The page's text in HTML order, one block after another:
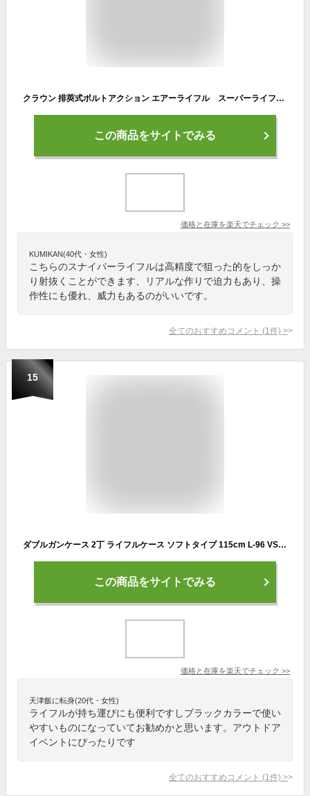
クラウン 排莢式ボルトアクション エアーライフル スーパーライフルU10ジュニア スコープタイプ ブラックストック ウッドストック カラー スナイパーライフル 10歳以上 対象
この商品をサイトでみる
価格と在庫を楽天でチェック >>
KUMIKAN(40代・女性)
こちらのスナイパーライフルは高精度で狙った的をしっか
り射抜くことができます、リアルな作りで迫力もあり、操
作性にも優れ、威力もあるのがいいです。
全てのおすすめコメント (1 件) >
15
ダブルガンケース 2丁 ライフルケース ソフトタイプ 115cm L-96 VSR-10 等 スナイパーライフル と SMG や ドラグノフ の収納に ライフル 軽量 サバゲー サバイバルゲーム 装備 エアガン
この商品をサイトでみる
価格と在庫を楽天でチェック >>
天津飯に転身(20代・女性)
ライフルが持ち運びにも便利ですしブラックカラーで使い
やすいものになっていてお勧めかと思います。アウトドア
イベントにぴったりです
全てのおすすめコメント (1 件) >